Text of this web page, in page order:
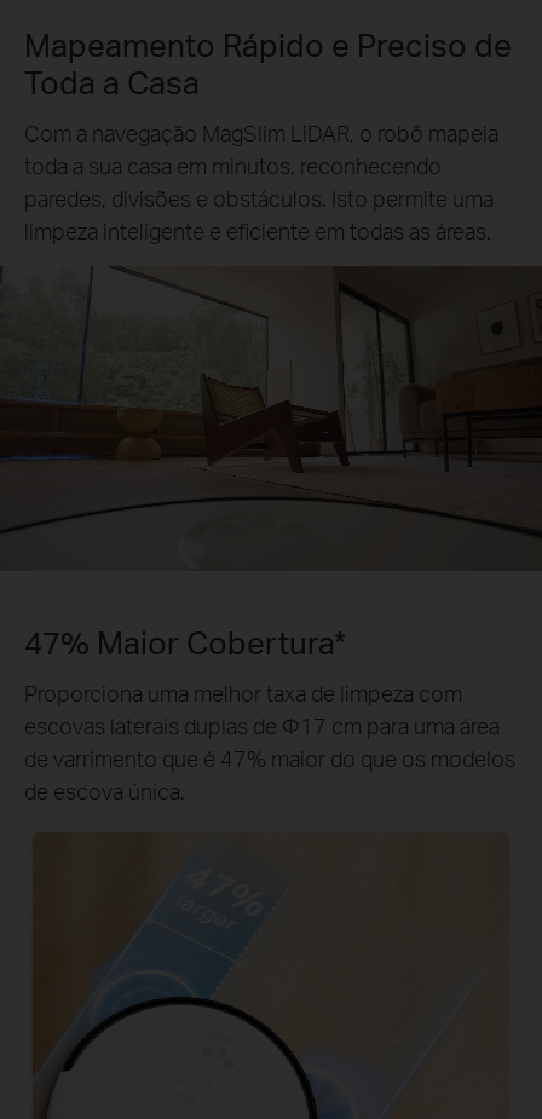
Mapeamento Rápido e Preciso de
Toda a Casa
Com a navegação MagSlim LiDAR, o robô mapeia
toda a sua casa em minutos, reconhecendo
paredes, divisões e obstáculos. Isto permite uma
limpeza inteligente e eficiente em todas as áreas.
47% Maior Cobertura*
Proporciona uma melhor taxa de limpeza com
escovas laterais duplas de Φ17 cm para uma área
de varrimento que é 47% maior do que os modelos
de escova única.